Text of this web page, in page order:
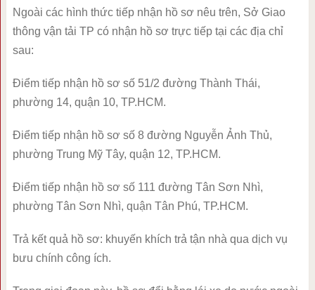
Ngoài các hình thức tiếp nhận hồ sơ nêu trên, Sở Giao
thông vận tải TP có nhận hồ sơ trực tiếp tại các địa chỉ
sau:
Điểm tiếp nhận hồ sơ số 51/2 đường Thành Thái,
phường 14, quận 10, TP.HCM.
Điểm tiếp nhận hồ sơ số 8 đường Nguyễn Ảnh Thủ,
phường Trung Mỹ Tây, quận 12, TP.HCM.
Điểm tiếp nhận hồ sơ số 111 đường Tân Sơn Nhì,
phường Tân Sơn Nhì, quận Tân Phú, TP.HCM.
Trả kết quả hồ sơ: khuyến khích trả tận nhà qua dịch vụ
bưu chính công ích.